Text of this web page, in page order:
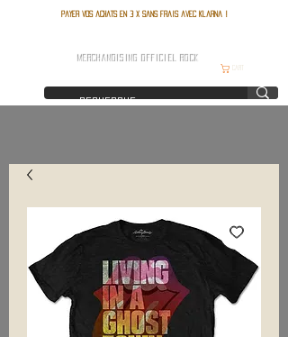
Payer vos achats en 3 x sans frais avec Klarna !
MERCHANDISING OFFICIEL ROCK